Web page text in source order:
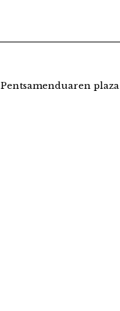
Pentsamenduaren plaza